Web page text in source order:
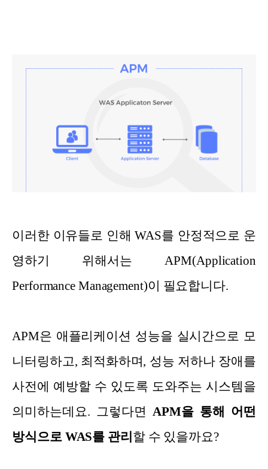
이러한 이유들로 인해 WAS를 안정적으로 운
영하기 위해서는 APM(Application
Performance Management)이 필요합니다.
APM은 애플리케이션 성능을 실시간으로 모
니터링하고, 최적화하며, 성능 저하나 장애를
사전에 예방할 수 있도록 도와주는 시스템을
의미하는데요. 그렇다면 APM을 통해 어떤
방식으로 WAS를 관리 할 수 있을까요?